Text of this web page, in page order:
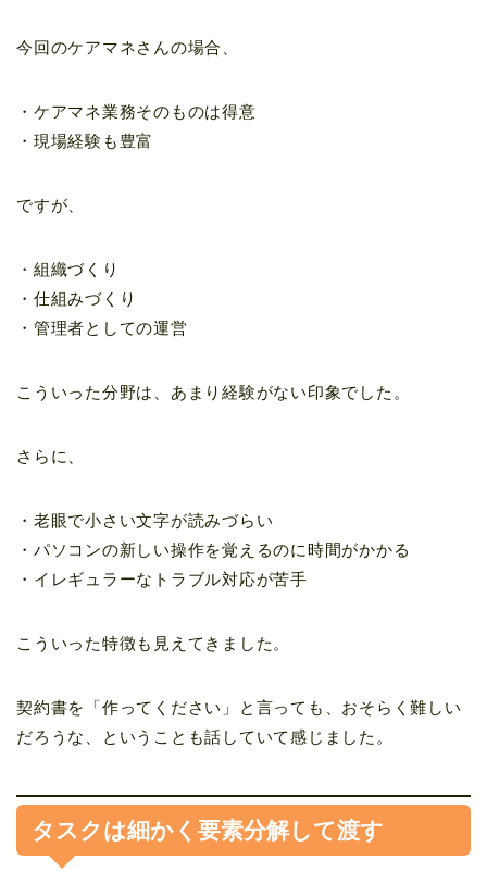
今回のケアマネさんの場合、
・ケアマネ業務そのものは得意
・現場経験も豊富
ですが、
・組織づくり
・仕組みづくり
・管理者としての運営
こういった分野は、あまり経験がない印象でした。
さらに、
・老眼で小さい文字が読みづらい
・パソコンの新しい操作を覚えるのに時間がかかる
・イレギュラーなトラブル対応が苦手
こういった特徴も見えてきました。
契約書を「作ってください」と言っても、おそらく難しい
だろうな、ということも話していて感じました。
タスクは細かく要素分解して渡す